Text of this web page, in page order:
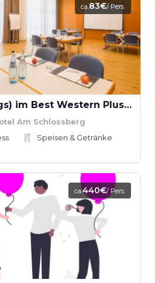
ca.83€/ Pers.
Tagung (Ganztags) im Best Western Plus Hotel am Schlossberg
Am Schlossberg
Speisen & Getränke
ca.440€/ Pers.